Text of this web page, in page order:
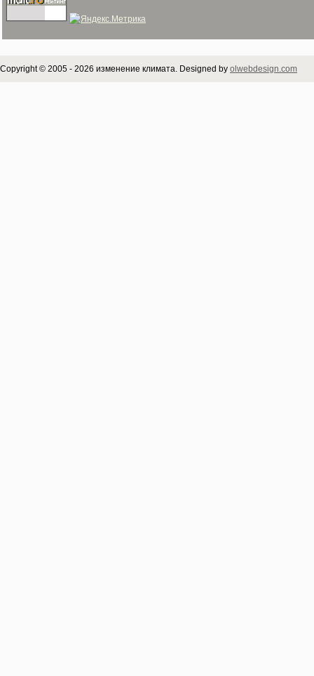
Copyright © 2005 - 2026 изменение климата. Designed by olwebdesign.com